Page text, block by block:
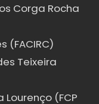
Corga Rocha
(FACIRC)
Teixeira
(FCP